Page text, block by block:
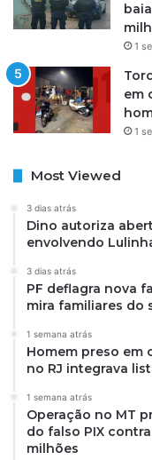
1
em
1
Most Viewed
3 dias atrás
Dino autoriza
envolvendo
3 dias atrás
PF deflagra nova
mira familiares do
1 semana atrás
Homem preso em
no RJ integrava
1 semana atrás
Operação no MT
do falso PIX
milhões